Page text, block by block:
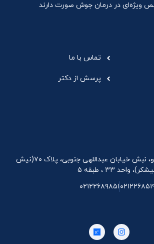
ویژه‌ای در درمان جوش صورت دارند
تماس با ما
پرسش از دکتر
تهران، بلوار اندرزگو، نبش خیابان عبداللهی جنوبی، پلاک ۷۰(نیش
۳۳ ، طبقه ۵
۰۲۱۲۲۶۸۹۸۵۱